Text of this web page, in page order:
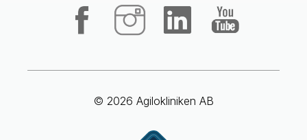
© 2026 Agilokliniken AB